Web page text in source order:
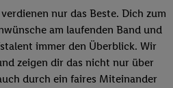
nur das Beste. Dich zum
am laufenden Band und
immer den Überblick. Wir
zeigen dir das nicht nur über
durch ein faires Miteinander